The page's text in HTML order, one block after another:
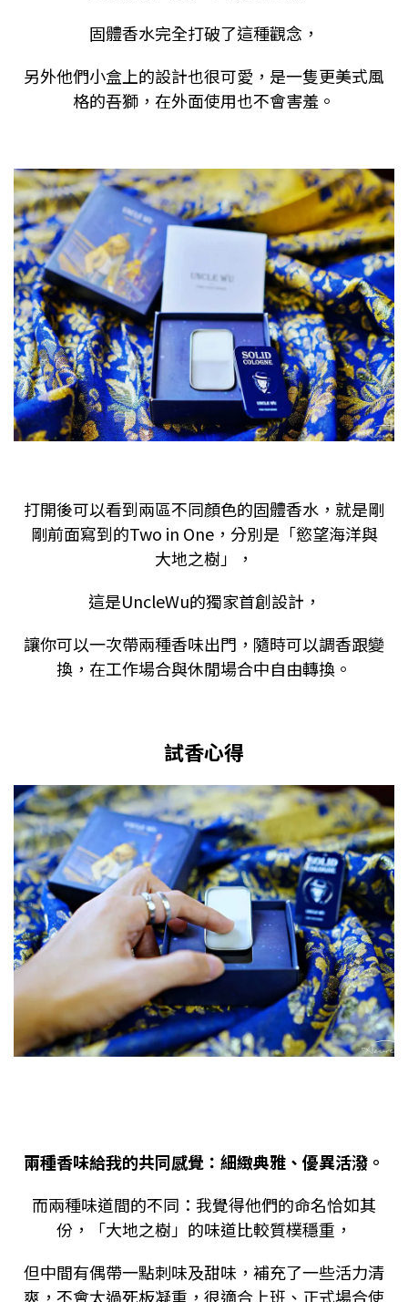
固體香水完全打破了這種觀念，
另外他們小盒上的設計也很可愛，是一隻更美式風
格的吾獅，在外面使用也不會害羞。
打開後可以看到兩區不同顏色的固體香水，就是剛
剛前面寫到的Two in One， 分別是「慾望海洋與
大地之樹」，
這是UncleWu的獨家首創設計，
讓你可以一次帶兩種香味出門，隨時可以調香跟變
換，在工作場合與休閒場合中自由轉換。
試香心得
兩種香味給我的共同感覺：細緻典雅、優異活潑。
而兩種味道間的不同：我覺得他們的命名恰如其
份，「大地之樹」的味道比較質樸穩重，
但中間有偶帶一點刺味及甜味，補充了一些活力清
爽，不會太過死板凝重，很適合上班、正式場合使